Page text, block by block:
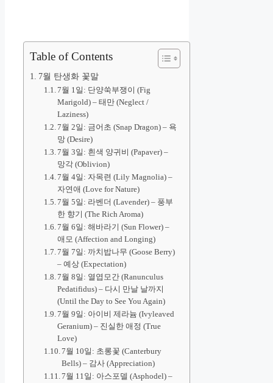
Table of Contents
7월 탄생화 꽃말
7월 1일: 단양쑥부쟁이 (Fig
Marigold) – 태만 (Neglect /
Laziness)
7월 2일: 금어초 (Snap Dragon) – 욕
망 (Desire)
7월 3일: 흰색 양귀비 (Papaver) –
망각 (Oblivion)
7월 4일: 자목련 (Lily Magnolia) –
자연애 (Love for Nature)
7월 5일: 라벤더 (Lavender) – 풍부
한 향기 (The Rich Aroma)
7월 6일: 해바라기 (Sun Flower) –
애모 (Affection and Longing)
7월 7일: 까치밥나무 (Goose Berry)
– 예상 (Expectation)
7월 8일: 열엽모간 (Ranunculus
Pedatifidus) – 다시 만날 날까지
(Until the Day to See You Again)
7월 9일: 아이비 제라늄 (Ivyleaved
Geranium) – 진실한 애정 (True
Love)
7월 10일: 초롱꽃 (Canterbury
Bells) – 감사 (Appreciation)
7월 11일: 아스포델 (Asphodel) –